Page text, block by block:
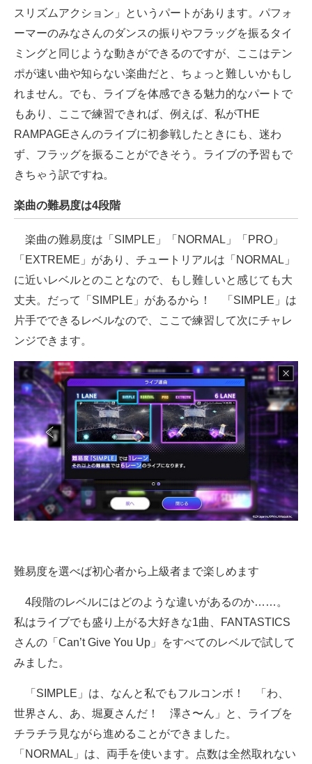
スリズムアクション」というパートがあります。パフォ
ーマーのみなさんのダンスの振りやフラッグを振るタイ
ミングと同じような動きができるのですが、ここはテン
ポが速い曲や知らない楽曲だと、ちょっと難しいかもし
れません。でも、ライブを体感できる魅力的なパートで
もあり、ここで練習できれば、例えば、私がTHE
RAMPAGEさんのライブに初参戦したときにも、迷わ
ず、フラッグを振ることができそう。ライブの予習もで
きちゃう訳ですね。
楽曲の難易度は4段階
楽曲の難易度は「SIMPLE」「NORMAL」「PRO」
「EXTREME」があり、チュートリアルは「NORMAL」
に近いレベルとのことなので、もし難しいと感じても大
丈夫。だって「SIMPLE」があるから！ 「SIMPLE」は
片手でできるレベルなので、ここで練習して次にチャレ
ンジできます。
難易度を選べば初心者から上級者まで楽しめます
4段階のレベルにはどのような違いがあるのか……。
私はライブでも盛り上がる大好きな1曲、FANTASTICS
さんの「Can’t Give You Up」をすべてのレベルで試して
みました。
「SIMPLE」は、なんと私でもフルコンボ！ 「わ、
世界さん、あ、堀夏さんだ！ 澤さ〜ん」と、ライブを
チラチラ見ながら進めることができました。
「NORMAL」は、両手を使います。点数は全然取れない